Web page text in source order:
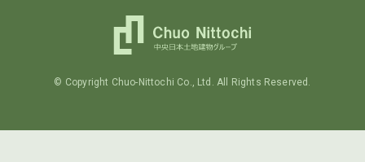
© Copyright Chuo-Nittochi Co., Ltd. All Rights Reserved.